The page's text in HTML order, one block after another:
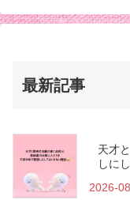
最新記事
天才
しに
2026-